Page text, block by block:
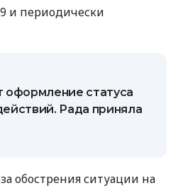
и периодически
оформление статуса
Рада приняла
обострения ситуации на